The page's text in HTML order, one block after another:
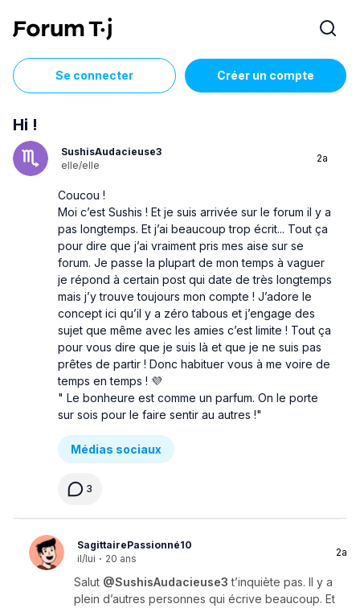
Se connecter Créer un compte
Hi !
SushisAudacieuse3
elle/elle
2a
Coucou !
Moi c’est Sushis ! Et je suis arrivée sur le forum il y a
pas longtemps. Et j’ai beaucoup trop écrit... Tout ça
pour dire que j’ai vraiment pris mes aise sur se
forum. Je passe la plupart de mon temps à vaguer
je répond à certain post qui date de très longtemps
mais j’y trouve toujours mon compte ! J’adore le
concept ici qu’il y a zéro tabous et j’engage des
sujet que même avec les amies c’est limite ! Tout ça
pour vous dire que je suis là et que je ne suis pas
prêtes de partir ! Donc habituer vous à me voire de
temps en temps ! 💜
" Le bonheure est comme un parfum. On le porte
sur sois pour le faire sentir au autres !"
Médias sociaux
3
SagittairePassionné10
il/lui · 20 ans
2a
Salut @SushisAudacieuse3 t’inquiète pas. Il y a
plein d’autres personnes qui écrive beaucoup. Et